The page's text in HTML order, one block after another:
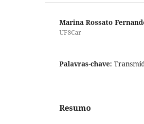
Marina Rossato
UFSCar
Palavras-chave:
Resumo